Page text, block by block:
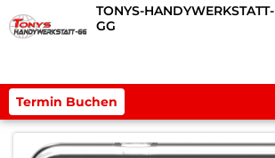
TONYS-HANDYWERKSTATT-
GG
Termin Buchen